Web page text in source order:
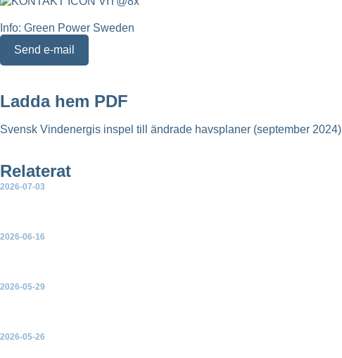
Info: Green Power Sweden
Send e-mail
Ladda hem PDF
Svensk Vindenergis inspel till ändrade havsplaner (september 2024)
Relaterat
2026-07-03
2026-06-16
2026-05-29
2026-05-26